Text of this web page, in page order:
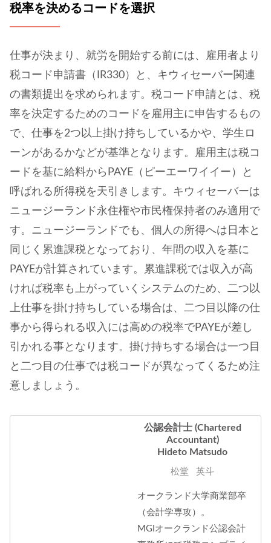
税率を決めるコードを選択
仕事が決まり、就労を開始する前には、雇用者より
税コード申請書（IR330）と、キウィセーバー関連
の書類提出を求められます。税コード申請とは、税
率を決定するためのコードを雇用主に申告するもの
で、仕事を2つ以上掛け持ちしているかや、学生ロ
ーンがあるかなどが基準となります。雇用主は税コ
ードを基に給料からPAYE（ピーエーワイイー）と
呼ばれる所得税を天引きします。キウィセーバーは
ニュージーランド永住権や市民権保持者のみ適用で
す。ニュージーランドでも、個人の所得へは日本と
同じく累進課税となっており、年間の収入を基に
PAYEが計算されています。累進課税では収入が高
ければ税率も上がっていくシステムのため、二つ以
上仕事を掛け持ちしている場合は、二つ目以降の仕
事から得られる収入には高めの税率でPAYEが差し
引かれる事となります。掛け持ちする場合は一つ目
と二つ目の仕事では税コードが異なってくるため注
意しましょう。
公認会計士 (Chartered
Accountant)
Hideto Matsudo
松堂 英斗
オークランド大学商業部卒
（会計学専攻）。
MGIオークランド公認会計